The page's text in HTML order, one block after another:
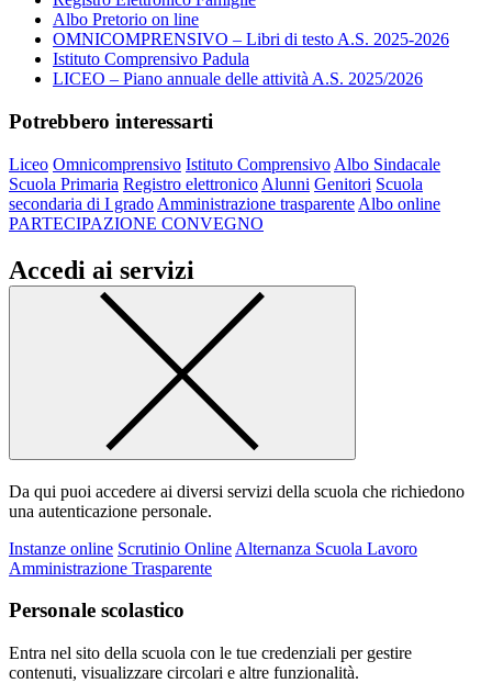
Albo Pretorio on line
OMNICOMPRENSIVO – Libri di testo A.S. 2025-2026
Istituto Comprensivo Padula
LICEO – Piano annuale delle attività A.S. 2025/2026
Potrebbero interessarti
Liceo Omnicomprensivo Istituto Comprensivo Albo Sindacale
Scuola Primaria Registro elettronico Alunni Genitori Scuola
secondaria di I grado Amministrazione trasparente Albo online
PARTECIPAZIONE CONVEGNO
Accedi ai servizi
Da qui puoi accedere ai diversi servizi della scuola che richiedono
una autenticazione personale.
Instanze online Scrutinio Online Alternanza Scuola Lavoro
Amministrazione Trasparente
Personale scolastico
Entra nel sito della scuola con le tue credenziali per gestire
contenuti, visualizzare circolari e altre funzionalità.